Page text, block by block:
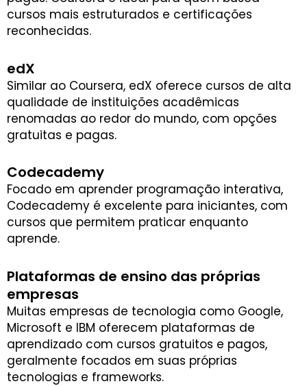
cursos mais estruturados e certificações
reconhecidas.
edX
Similar ao Coursera, edX oferece cursos de alta
qualidade de instituições acadêmicas
renomadas ao redor do mundo, com opções
gratuitas e pagas.
Codecademy
Focado em aprender programação interativa,
Codecademy é excelente para iniciantes, com
cursos que permitem praticar enquanto
aprende.
Plataformas de ensino das próprias
empresas
Muitas empresas de tecnologia como Google,
Microsoft e IBM oferecem plataformas de
aprendizado com cursos gratuitos e pagos,
geralmente focados em suas próprias
tecnologias e frameworks.